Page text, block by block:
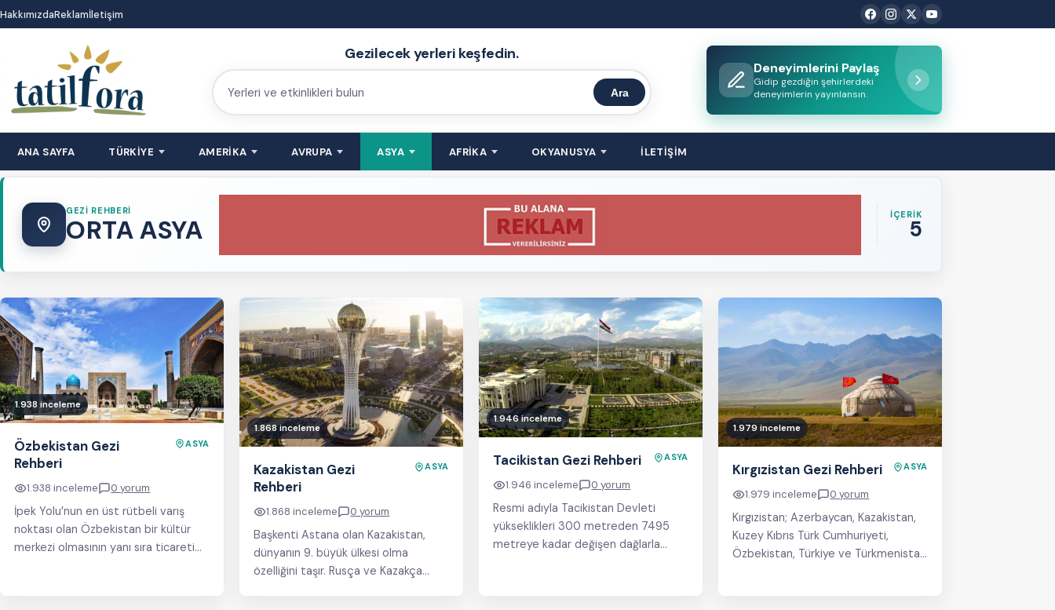
İçeriğe
atla
HakkımızdaReklamİletişim
Gezilecek yerleri keşfedin.
Yerleri
Ara
Deneyimlerini Paylaş
Gidip gezdiğin şehirlerdeki
deneyimlerin yayınlansın.
ANA SAYFA TÜRKİYE AMERİKA AVRUPA ASYA AFRİKA OKYANUSYA İLETİŞİM
GEZI REHBERI
ORTA ASYA İÇERİK
5
1.938 inceleme
Özbekistan Gezi
Rehberi
ASYA
1.938 inceleme 0 yorum
İpek Yolu’nun en üst rütbeli varış
noktası olan Özbekistan bir kültür
merkezi olmasının yanı sıra ticareti
1.868 inceleme
Kazakistan Gezi
Rehberi
ASYA
1.868 inceleme 0 yorum
Başkenti Astana olan Kazakistan,
dünyanın 9. büyük ülkesi olma
özelliğini taşır. Rusça ve Kazakça
1.946 inceleme
Tacikistan Gezi Rehberi ASYA
1.946 inceleme 0 yorum
Resmi adıyla Tacikistan Devleti
yükseklikleri 300 metreden 7495
metreye kadar değişen dağlarla
1.979 inceleme
Kırgızistan Gezi Rehberi ASYA
1.979 inceleme 0 yorum
Kırgızistan; Azerbaycan, Kazakistan,
Kuzey Kıbrıs Türk Cumhuriyeti,
Özbekistan, Türkiye ve Türkmenistan